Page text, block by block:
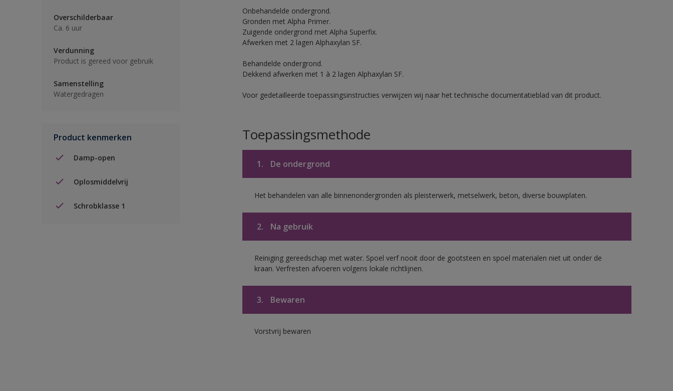
Overschilderbaar
Ca. 6 uur
Verdunning
Product is gereed voor gebruik
Samenstelling
Watergedragen
Product kenmerken
Damp-open
Oplosmiddelvrij
Schrobklasse 1
Onbehandelde ondergrond.
Gronden met Alpha Primer.
Zuigende ondergrond met Alpha Superfix.
Afwerken met 2 lagen Alphaxylan SF.
Behandelde ondergrond.
Dekkend afwerken met 1 à 2 lagen Alphaxylan SF.
Voor gedetailleerde toepassingsinstructies verwijzen wij naar het technische documentatieblad van dit product.
Toepassingsmethode
1. De ondergrond
Het behandelen van alle binnenondergronden als pleisterwerk, metselwerk, beton, diverse bouwplaten.
2. Na gebruik
Reiniging gereedschap met water. Spoel verf nooit door de gootsteen en spoel materialen niet uit onder de
kraan. Verfresten afvoeren volgens lokale richtlijnen.
3. Bewaren
Vorstvrij bewaren